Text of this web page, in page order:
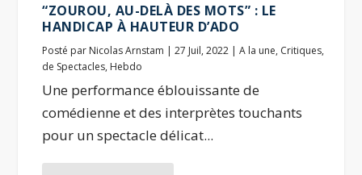
“ZOUROU, AU-DELÀ DES MOTS” : LE
HANDICAP À HAUTEUR D’ADO
Posté par Nicolas Arnstam |27 Juil, 2022 |A la une, Critiques,
de Spectacles, Hebdo
Une performance éblouissante de
comédienne et des interprètes touchants
pour un spectacle délicat...